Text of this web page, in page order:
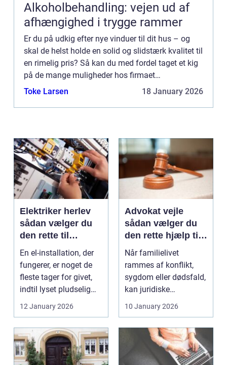
Alkoholbehandling: vejen ud af
afhængighed i trygge rammer
Er du på udkig efter nye vinduer til dit hus – og
skal de helst holde en solid og slidstærk kvalitet til
en rimelig pris? Så kan du med fordel taget et kig
på de mange muligheder hos firmaet
Klarwindows. Hvilke slags vinduer finder jeg hos
Toke Larsen 18 January 2026
Elektriker herlev
sådan vælger du
den rette til
opgaven
En el-installation, der
fungerer, er noget de
fleste tager for givet,
indtil lyset pludselig
går, el...
12 January 2026
Advokat vejle
sådan vælger du
den rette hjælp til
familien
Når familielivet
rammes af konflikt,
sygdom eller dødsfald,
kan juridiske
spørgsmål hurtigt
vokse si...
10 January 2026